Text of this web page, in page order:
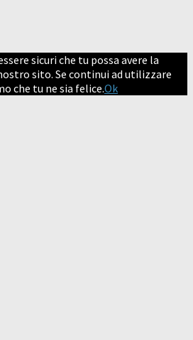
sicuri che tu possa avere la
sito. Se continui ad utilizzare
che tu ne sia felice.Ok